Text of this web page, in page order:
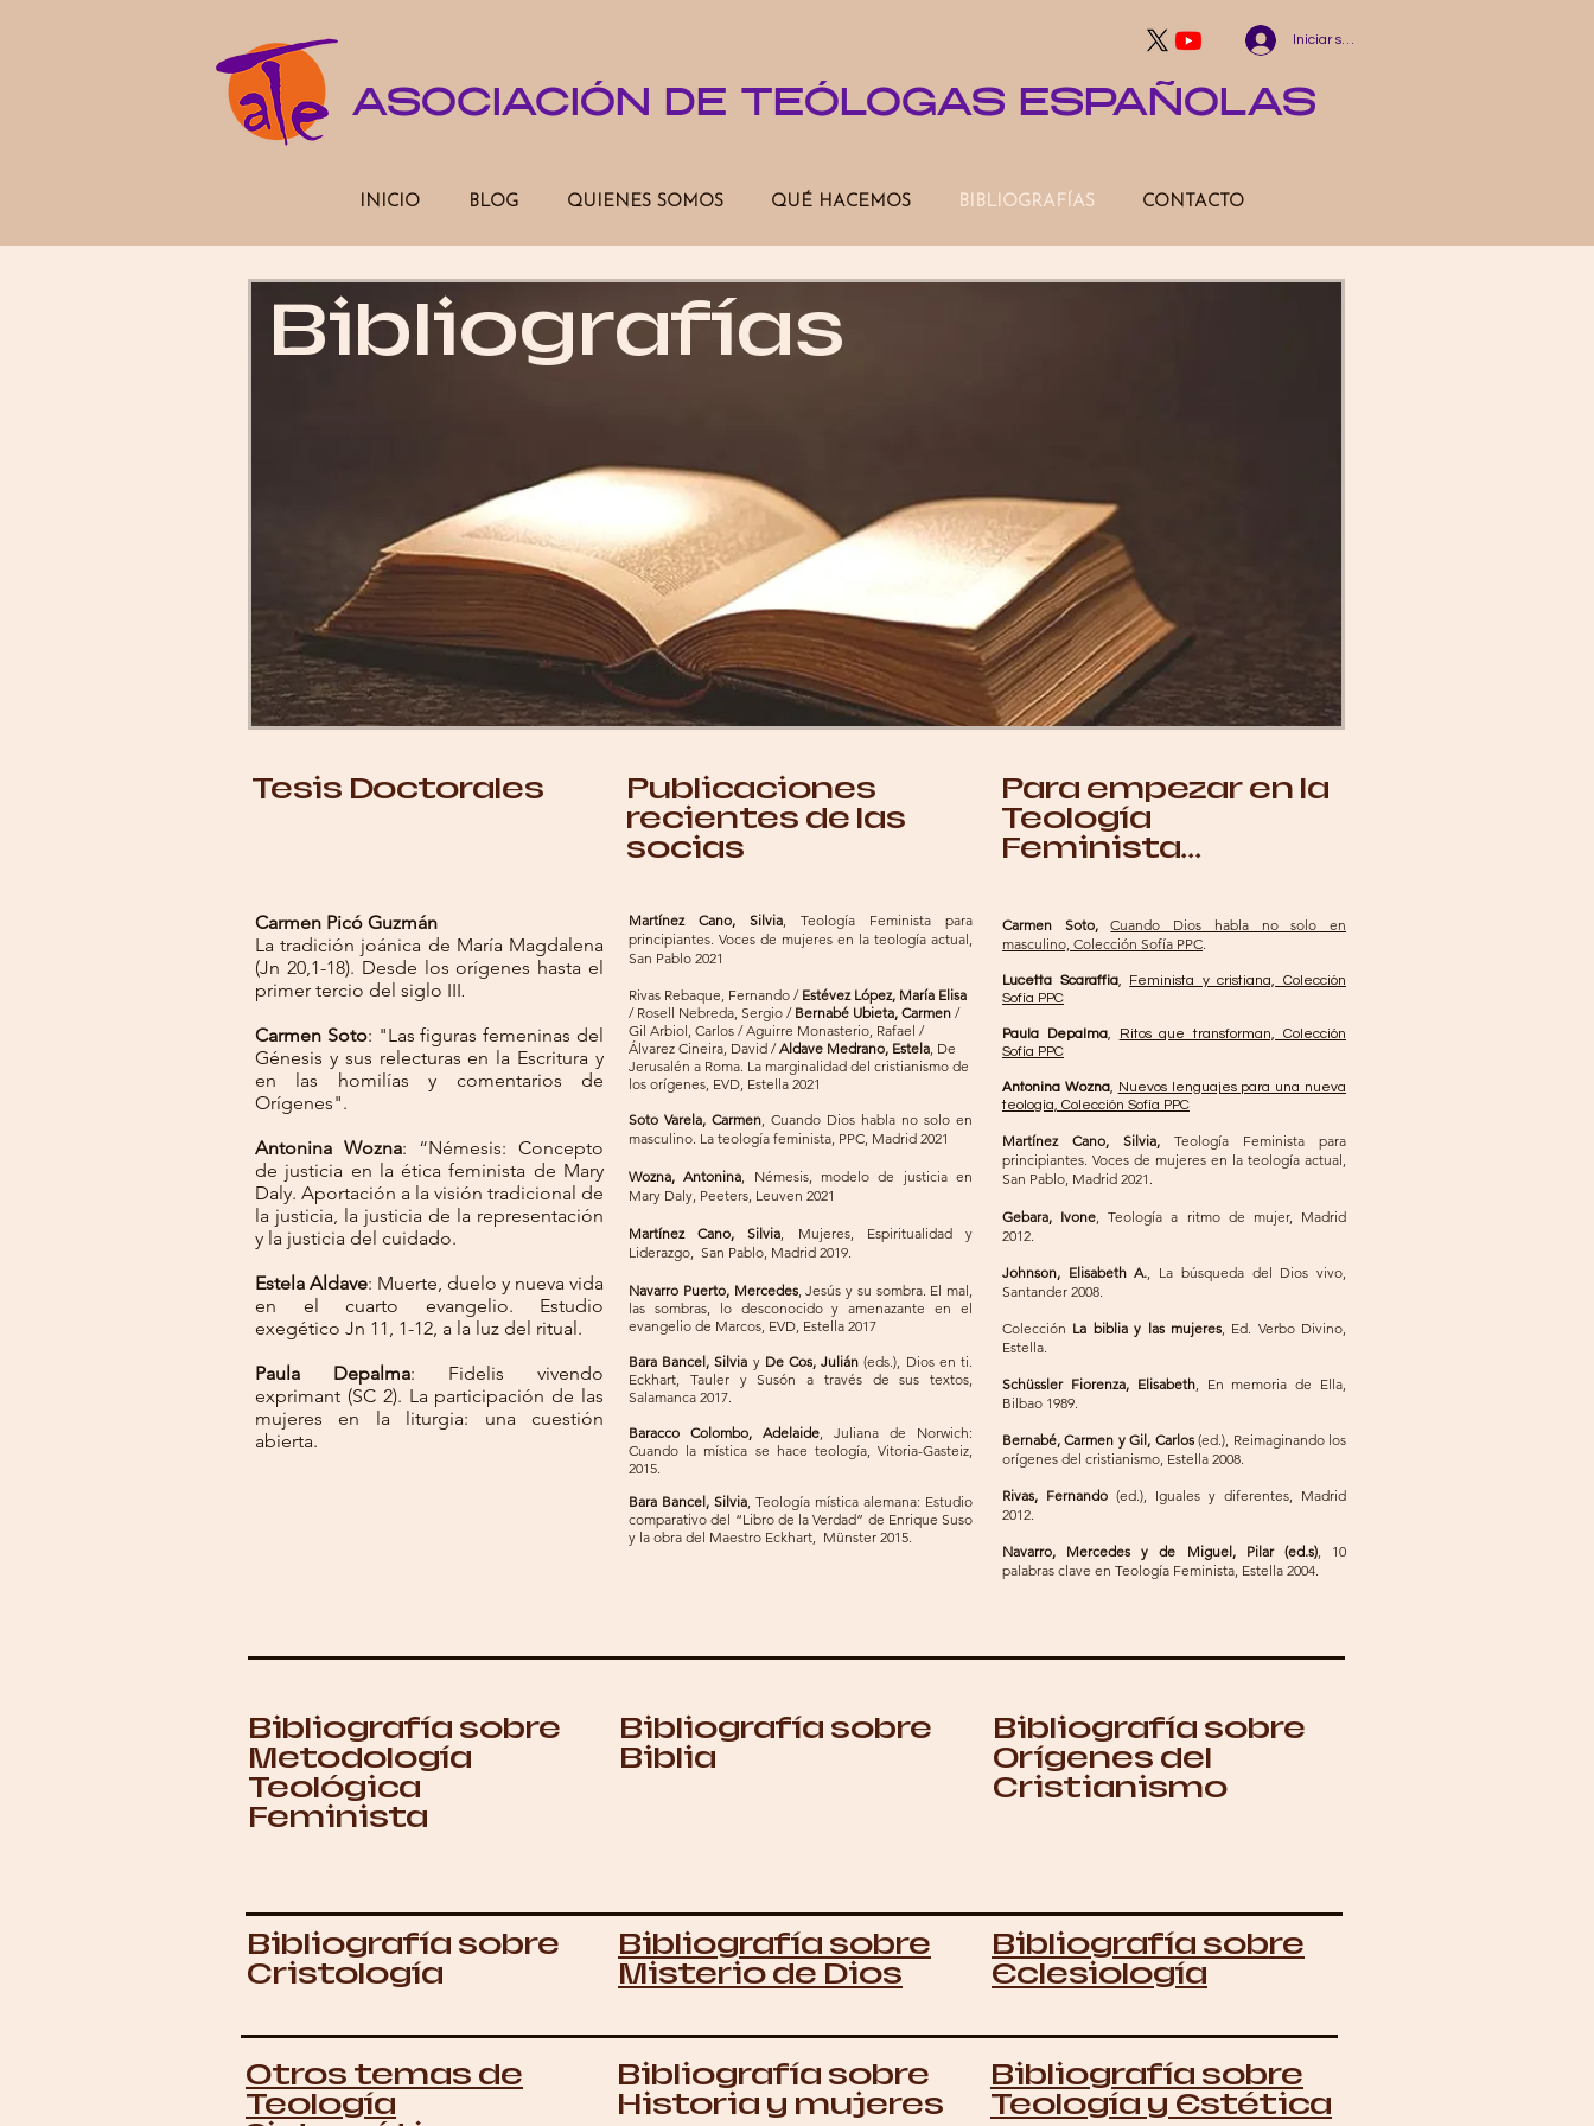
Iniciar sesión
ASOCIACIÓN DE TEÓLOGAS ESPAÑOLAS
Bibliografías
Tesis Doctorales
Publicaciones
recientes de las
socias
Para empezar en la
Teología
Feminista... ​
Carmen Picó Guzmán
La tradición joánica de María Magdalena
(Jn 20,1-18). Desde los orígenes hasta el
primer tercio del siglo III
Carmen Soto: "Las figuras femeninas del
Génesis y sus relecturas en la Escritura y
en las homilías y comentarios de
Orígenes".
Antonina Wozna: “Némesis: Concepto
de justicia en la ética feminista de Mary
Daly. Aportación a la visión tradicional de
la justicia, la justicia de la representación
y la justicia del cuidado.
Estela Aldave: Muerte, duelo y nueva vida
en el cuarto evangelio. Estudio
exegético Jn 11, 1-12, a la luz del ritual.
Paula Depalma: Fidelis vivendo
exprimant (SC 2). La participación de las
mujeres en la liturgia: una cuestión
abierta.
Martínez Cano, Silvia, Teología Feminista para
principiantes. Voces de mujeres en la teología actual,
San Pablo 2021
Rivas Rebaque, Fernando / Estévez López, María Elisa
/ Rosell Nebreda, Sergio / Bernabé Ubieta, Carmen /
Gil Arbiol, Carlos / Aguirre Monasterio, Rafael /
Álvarez Cineira, David /Aldave Medrano, Estela, De
Jerusalén a Roma. La marginalidad del cristianismo de
los orígenes, EVD, Estella 2021
Soto Varela, Carmen, Cuando Dios habla no solo en
masculino. La teología feminista, PPC, Madrid 2021
Wozna, Antonina, Némesis, modelo de justicia en
Mary Daly, Peeters, Leuven 2021
Martínez Cano, Silvia, Mujeres, Espiritualidad y
Liderazgo, San Pablo, Madrid 2019.
Navarro Puerto, Mercedes, Jesús y su sombra. El mal,
las sombras, lo desconocido y amenazante en el
evangelio de Marcos, EVD, Estella 2017
Bara Bancel, Silvia y De Cos, Julián (eds.), Dios en ti.
Eckhart, Tauler y Susón a través de sus textos,
Salamanca 2017.
Baracco Colombo, Adelaide, Juliana de Norwich:
Cuando la mística se hace teología, Vitoria-Gasteiz,
2015.
Bara Bancel, Silvia, Teología mística alemana: Estudio
comparativo del “Libro de la Verdad” de Enrique Suso
y la obra del Maestro Eckhart, Münster 2015.
Carmen Soto,
Cuando Dios habla no solo en
masculino, Colección Sofía PPC.
Lucetta Scaraffia, Feminista y cristiana, Colección
Sofía PPC
Paula Depalma,
Ritos que transforman, Colección
Sofía PPC
Antonina Wozna, Nuevos lenguajes para una nueva
teología, Colección Sofía PPC
Martínez Cano, Silvia, Teología Feminista para
principiantes. Voces de mujeres en la teología actual,
San Pablo, Madrid 2021.
Gebara, Ivone, Teología a ritmo de mujer, Madrid
2012.
Johnson, Elisabeth A., La búsqueda del Dios vivo,
Santander 2008.
Colección La biblia y las mujeres, Ed. Verbo Divino,
Estella.
Schüssler Fiorenza, Elisabeth, En memoria de Ella,
Bilbao 1989.
Bernabé, Carmen y Gil, Carlos(ed.), Reimaginando los
orígenes del cristianismo, Estella 2008.
Rivas, Fernando (ed.), Iguales y diferentes, Madrid
2012.
Navarro, Mercedes y de Miguel, Pilar (ed.s), 10
palabras clave en Teología Feminista, Estella 2004.
Bibliografía sobre
Metodología
Teológica
Feminista
Bibliografía sobre
Biblia
Bibliografía sobre
Orígenes del
Cristianismo
Bibliografía sobre
Cristología​
Bibliografía sobre
Misterio de Dios
Bibliografía sobre
Eclesiología
Otros temas de
Teología
Bibliografía sobre
Historia y mujeres
Bibliografía sobre
Teología y Estética
INICIO BLOG QUIENES SOMOS QUÉ HACEMOS BIBLIOGRAFÍAS CONTACTO